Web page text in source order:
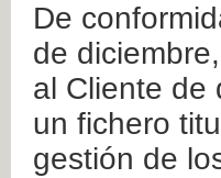
De
de
al Cliente de
un fichero
gestión de